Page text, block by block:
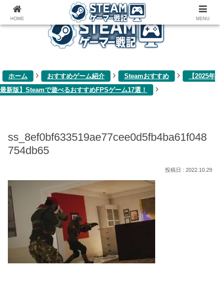
ゲーム関連雑記ブログ
ホーム おすすめゲーム紹介 Steamおすすめ
【2025年
最新版】Steamで遊べるおすすめFPSゲーム17選！
ss_8ef0bf633519ae77cee0d5fb4ba61f048
754db65
2022.10.29
HOME MENU